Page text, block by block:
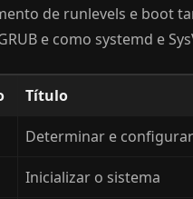
de runlevels e boot
e como systemd e
Título
Determinar e
Inicializar o sistema